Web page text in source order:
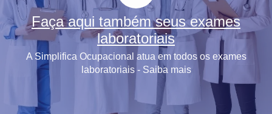
Faça aqui também seus exames
laboratoriais
A Simplifica Ocupacional atua em todos os exames
laboratoriais - Saiba mais